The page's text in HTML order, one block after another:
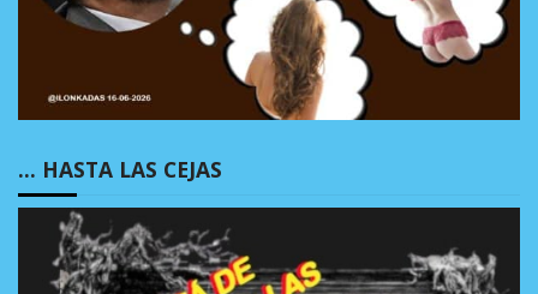
… HASTA LAS CEJAS